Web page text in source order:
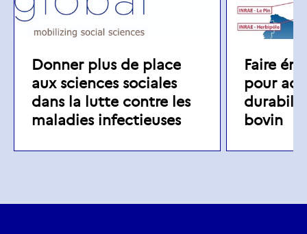
Donner plus de place
aux sciences sociales
dans la lutte contre les
maladies infectieuses
Faire
pour
bovin